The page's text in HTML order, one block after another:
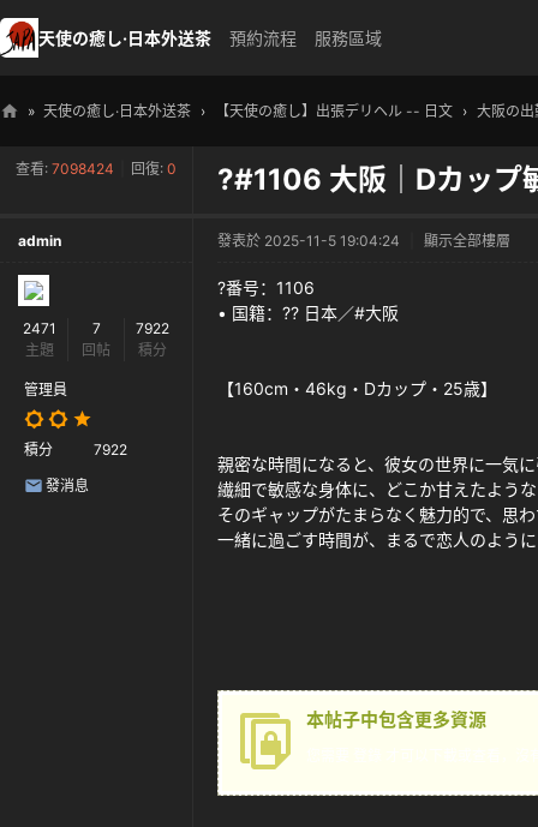
天使の癒し·日本外送茶 預約流程 服務區域
使
癒
» 天使の癒し·日本外送茶 › 【天使の癒し】出張デリヘル -- 日文 › 大阪の出
查看: 7098424 回復: 0 ?#1106 大阪｜Dカップ
admin
2471
主題
7
回帖
7922
積分
管理員
積分 7922
發消息
發表於 2025-11-5 19:04:24 顯示全部樓層
?番号：1106
• 国籍：?? 日本／#大阪
【160cm・46kg・Dカップ・25歳】
親密な時間になると、彼女の世界に一気
繊細で敏感な身体に、どこか甘えたよう
そのギャップがたまらなく魅力的で、思
一緒に過ごす時間が、まるで恋人のよう
本帖子中包含更多資源